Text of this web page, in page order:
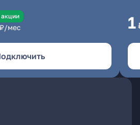
₽/мес 1